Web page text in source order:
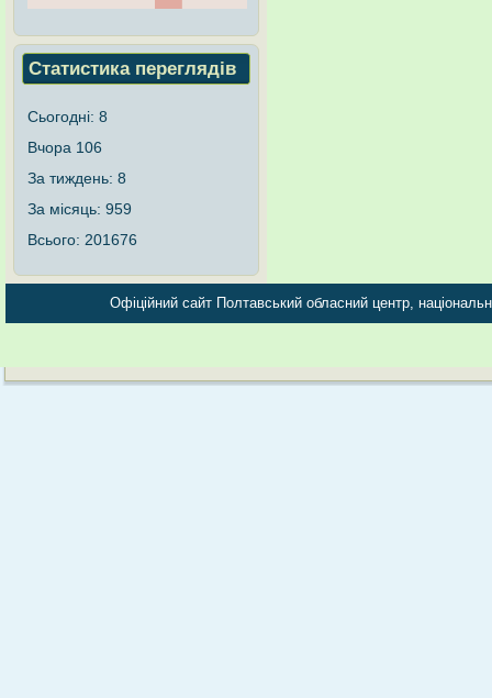
Статистика переглядів
Сьогодні: 8
Вчора 106
За тиждень: 8
За місяць: 959
Всього: 201676
Офіційний сайт Полтавський обласний центр,